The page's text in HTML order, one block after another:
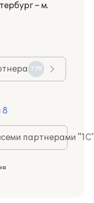
– м.
770
8
партнерами